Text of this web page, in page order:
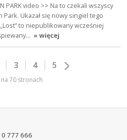
PARK video >> Na to czekali wszyscy
Park. Ukazał się nowy singiel tego
to niepublikowany wcześniej
» więcej
3 4 5
na 70 stronach
777 666